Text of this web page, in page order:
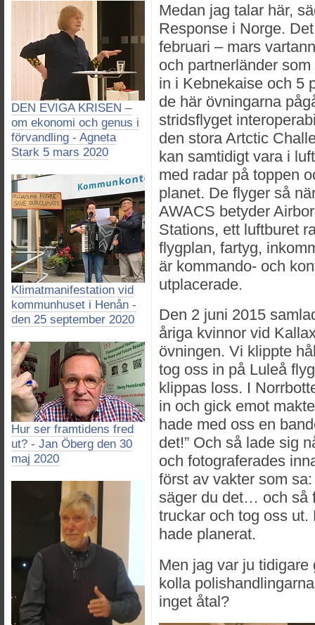
DEN EVIGA KRISEN –
om ekonomi och genus i
förvandling - Agneta
Stark 5 mars 2020
Klimatmanifestation vid
kommunhuset i Henån -
den 25 september 2020
Hur ser framtidens fred
ut? - Jan Öberg den 30
maj 2020
Medan jag talar här,
Response i Norge.
februari – mars
och partnerländer
in i Kebnekaise och 5
de här övningarna
stridsflyget
den stora Artctic
kan samtidigt vara i
med radar på toppen
planet. De flyger så
AWACS betyder
Stations, ett luftburet
flygplan, fartyg,
är kommando- och
utplacerade.
Den 2 juni 2015
åriga kvinnor vid
övningen. Vi klippte
tog oss in på Luleå
klippas loss. I
in och gick emot
hade med oss en
det!” Och så lade sig
och fotograferades
först av vakter som
säger du det… och så
truckar och tog oss
hade planerat.
Men jag var ju
kolla
inget åtal?